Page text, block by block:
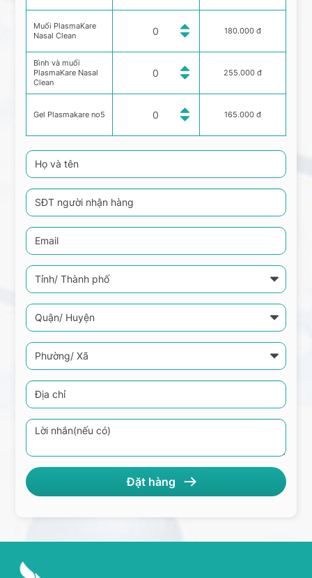
Muối PlasmaKare
Nasal Clean
Bình và muối
PlasmaKare Nasal
Clean
Gel Plasmakare no5
180.000 đ
255.000 đ
165.000 đ